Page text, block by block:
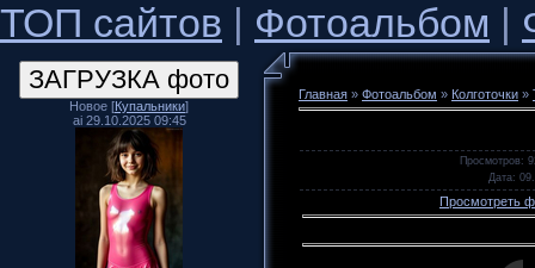
ТОП сайтов | Фотоальбом |
Новое [Купальники]
ai 29.10.2025 09:45
Главная » Фотоальбом » Колготочки »
Просмотров:
Дата:
Просмотреть